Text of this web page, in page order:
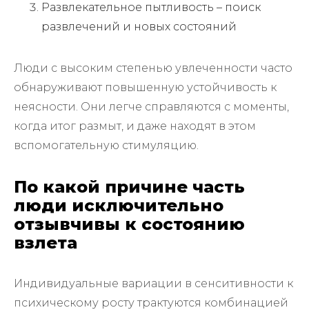
Развлекательное пытливость – поиск
развлечений и новых состояний
Люди с высоким степенью увлеченности часто
обнаруживают повышенную устойчивость к
неясности. Они легче справляются с моменты,
когда итог размыт, и даже находят в этом
вспомогательную стимуляцию.
По какой причине часть
люди исключительно
отзывчивы к состоянию
взлета
Индивидуальные вариации в сенситивности к
психическому росту трактуются комбинацией